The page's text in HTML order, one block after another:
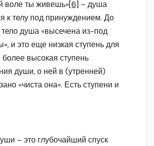
воле ты живешь»[6] – душа
к телу под принуждением. До
душа «высечена из-под
и это еще низкая ступень для
высокая ступень
души, о ней в (утренней)
«чиста она». Есть ступени и
– это глубочайший спуск